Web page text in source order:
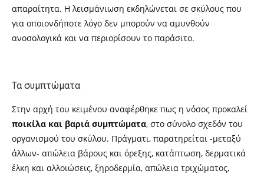
απαραίτητα. Η λεισμάνιωση εκδηλώνεται σε σκύλους που
για οποιονδήποτε λόγο δεν μπορούν να αμυνθούν
ανοσολογικά και να περιορίσουν το παράσιτο.
Τα συμπτώματα
Στην αρχή του κειμένου αναφέρθηκε πως η νόσος προκαλεί
ποικίλα και βαριά συμπτώματα, στο σύνολο σχεδόν του
οργανισμού του σκύλου. Πράγματι, παρατηρείται -μεταξύ
άλλων- απώλεια βάρους και όρεξης, κατάπτωση, δερματικά
έλκη και αλλοιώσεις, ξηροδερμία, απώλεια τριχώματος,